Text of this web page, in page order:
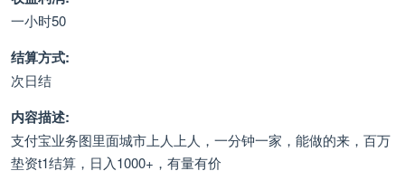
一小时50
结算方式:
次日结
内容描述:
支付宝业务图里面城市上人上人，一分钟一家，能做的来，百万
垫资t1结算，日入1000+，有量有价